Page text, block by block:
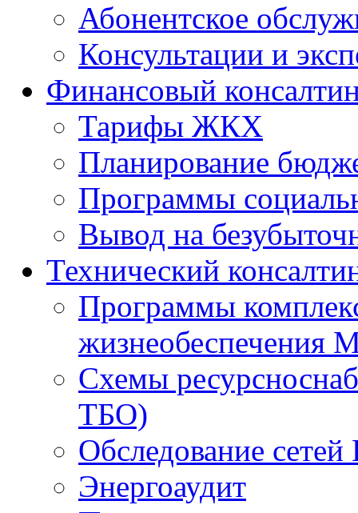
Абонентское
Консультации и
Финансовый
Тарифы ЖКХ
Планирование
Программы
Вывод на
Технический
Программы
жизнеобеспечения
Схемы
ТБО)
Обследование
Энергоаудит